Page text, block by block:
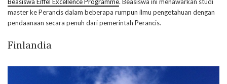
master ke Perancis dalam beberapa rumpun ilmu pengetahuan dengan
pendaanaan secara penuh dari pemerintah Perancis.
Finlandia